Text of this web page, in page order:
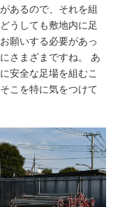
あるので、それを組
うしても敷地内に足
願いする必要があっ
さまざまですね。 あ
安全な足場を組むこ
こを特に気をつけて